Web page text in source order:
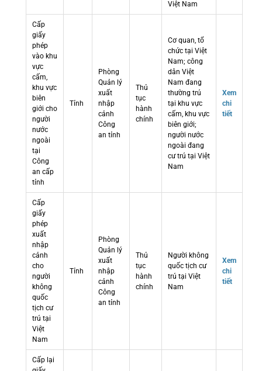
Việt Nam
Cấp
giấy
phép
vào khu
vực
cấm,
khu vực
biên
giới cho
người
nước
ngoài
tại
Công
an cấp
tỉnh
Tỉnh
Phòng
Quản lý
xuất
nhập
cảnh
Công
an tỉnh
Thủ
tục
hành
chính
Cơ quan, tổ
chức tại Việt
Nam; công
dân Việt
Nam đang
thường trú
tại khu vực
cấm, khu vực
biên giới;
người nước
ngoài đang
cư trú tại Việt
Nam
Xem
chi
tiết
Cấp
giấy
phép
xuất
nhập
cảnh
cho
người
không
quốc
tịch cư
trú tại
Việt
Nam
Tỉnh
Phòng
Quản lý
xuất
nhập
cảnh
Công
an tỉnh
Thủ
tục
hành
chính
Người không
quốc tịch cư
trú tại Việt
Nam
Xem
chi
tiết
Cấp lại